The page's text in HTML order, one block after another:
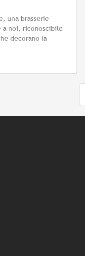
una brasserie
a noi, riconoscibile
decorano la